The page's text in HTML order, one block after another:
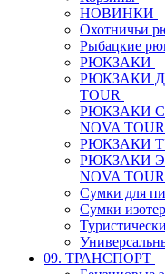
НОВИНКИ
Охотничьи
Рыбацкие
РЮКЗАКИ
РЮКЗАКИ
TOUR
РЮКЗАКИ
NOVA TOUR
РЮКЗАКИ
РЮКЗАКИ
NOVA TOUR
Сумки для
Сумки
09. ТРАНСПОРТ